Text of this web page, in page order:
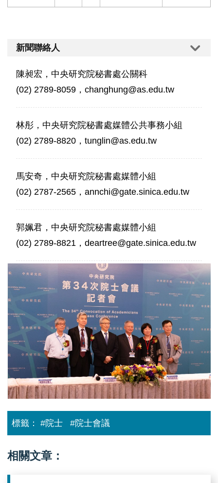
新聞聯絡人
陳昶宏，中央研究院秘書處公關科
(02) 2789-8059，changhung@as.edu.tw
林彤，中央研究院秘書處媒體公共事務小組
(02) 2789-8820，tunglin@as.edu.tw
馬安奇，中央研究院秘書處媒體小組
(02) 2787-2565，annchi@gate.sinica.edu.tw
郭姵君，中央研究院秘書處媒體小組
(02) 2789-8821，deartree@gate.sinica.edu.tw
中
研
院
第
33
屆
院
士
暨
名
譽
士
選
舉
結
爐
公
19
位
科
標籤： #院士 #院士會議
相關文章：